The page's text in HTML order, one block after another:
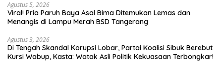
Agustus 5, 2026
Viral! Pria Paruh Baya Asal Bima Ditemukan Lemas dan
Menangis di Lampu Merah BSD Tangerang
Agustus 3, 2026
Di Tengah Skandal Korupsi Lobar, Partai Koalisi Sibuk Berebut
Kursi Wabup, Kasta: Watak Asli Politik Kekuasaan Terbongkar!